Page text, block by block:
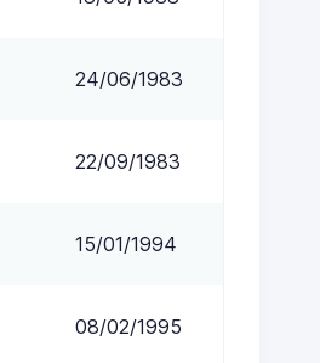
24/06/1983
22/09/1983
15/01/1994
08/02/1995